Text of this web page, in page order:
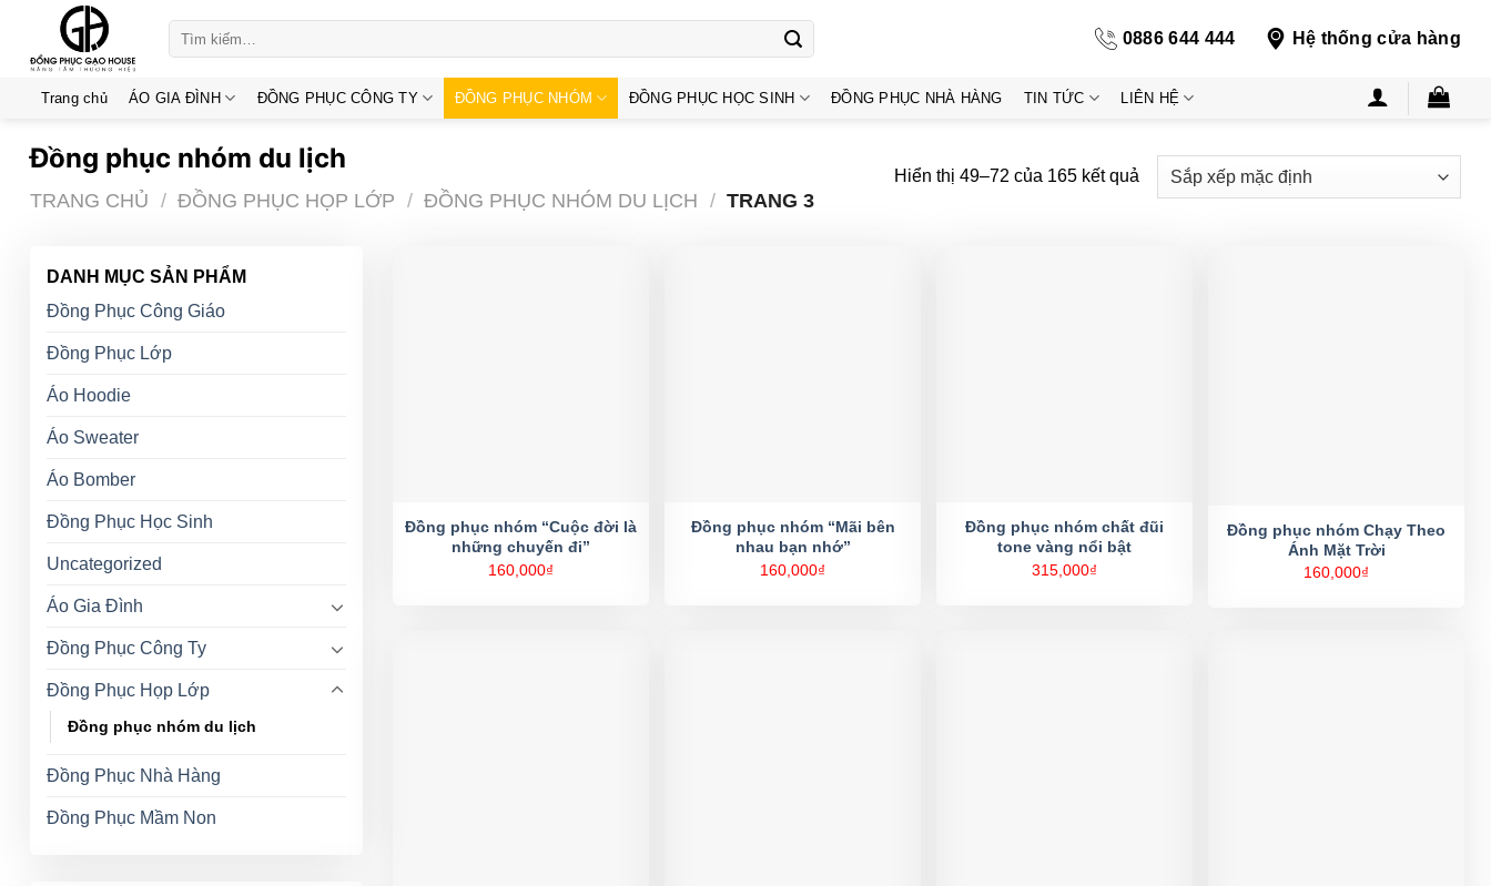
content
0886 644 444 Hệ thống cửa hàng
Trang chủ ÁO GIA ĐÌNH ĐỒNG PHỤC CÔNG TY ĐỒNG PHỤC NHÓM ĐỒNG PHỤC HỌC SINH ĐỒNG PHỤC NHÀ HÀNG TIN TỨC LIÊN HỆ
Đồng phục nhóm du lịch
TRANG CHỦ / ĐỒNG PHỤC HỌP LỚP / ĐỒNG PHỤC NHÓM DU LỊCH / TRANG 3
Hiển thị 49–72 của 165 kết quả
DANH MỤC SẢN PHẨM
Đồng Phục Công Giáo
Đồng Phục Lớp
Áo Hoodie
Áo Sweater
Áo Bomber
Đồng Phục Học Sinh
Uncategorized
Áo Gia Đình
Đồng Phục Công Ty
Đồng Phục Họp Lớp
Đồng phục nhóm du lịch
Đồng Phục Nhà Hàng
Đồng Phục Mầm Non
Đồng phục nhóm “Cuộc đời là
những chuyến đi”
160,000₫
Đồng phục nhóm “Mãi bên
nhau bạn nhớ”
160,000₫
Đồng phục nhóm chất đũi
tone vàng nổi bật
315,000₫
Đồng phục nhóm Chạy Theo
Ánh Mặt Trời
160,000₫